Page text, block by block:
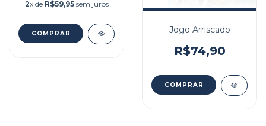
2x de R$59,95sem juros
Jogo Arriscado
R$74,90